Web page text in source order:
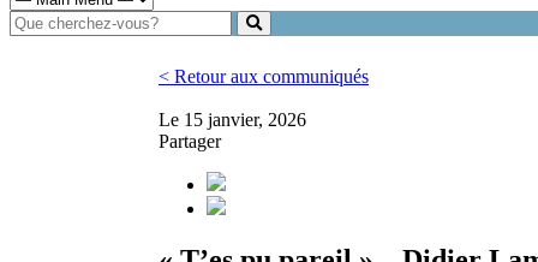
< Retour aux communiqués
Le 15 janvier, 2026
Partager